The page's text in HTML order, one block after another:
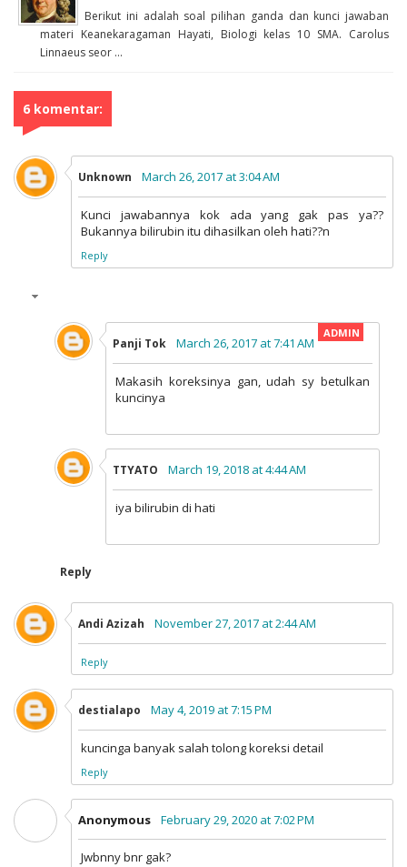
Berikut ini adalah soal pilihan ganda dan kunci jawaban
materi Keanekaragaman Hayati, Biologi kelas 10 SMA. Carolus
Linnaeus seor ...
6 komentar:
Unknown March 26, 2017 at 3:04 AM
Kunci jawabannya kok ada yang gak pas ya??
Bukannya bilirubin itu dihasilkan oleh hati??n
Reply
Panji Tok March 26, 2017 at 7:41 AM
Makasih koreksinya gan, udah sy betulkan
kuncinya
TTYATO March 19, 2018 at 4:44 AM
iya bilirubin di hati
Reply
Andi Azizah November 27, 2017 at 2:44 AM
Reply
destialapo May 4, 2019 at 7:15 PM
kuncinga banyak salah tolong koreksi detail
Reply
Anonymous February 29, 2020 at 7:02 PM
Jwbnny bnr gak?